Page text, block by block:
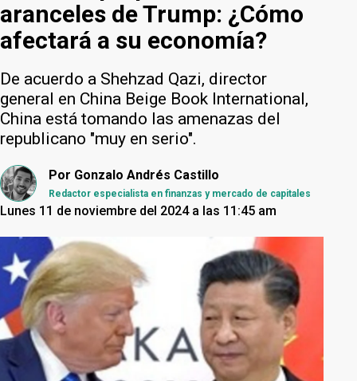
aranceles de Trump: ¿Cómo
afectará a su economía?
De acuerdo a Shehzad Qazi, director
general en China Beige Book International,
China está tomando las amenazas del
republicano "muy en serio".
Por Gonzalo Andrés Castillo
Redactor especialista en finanzas y mercado de capitales
Lunes 11 de noviembre del 2024 a las 11:45 am